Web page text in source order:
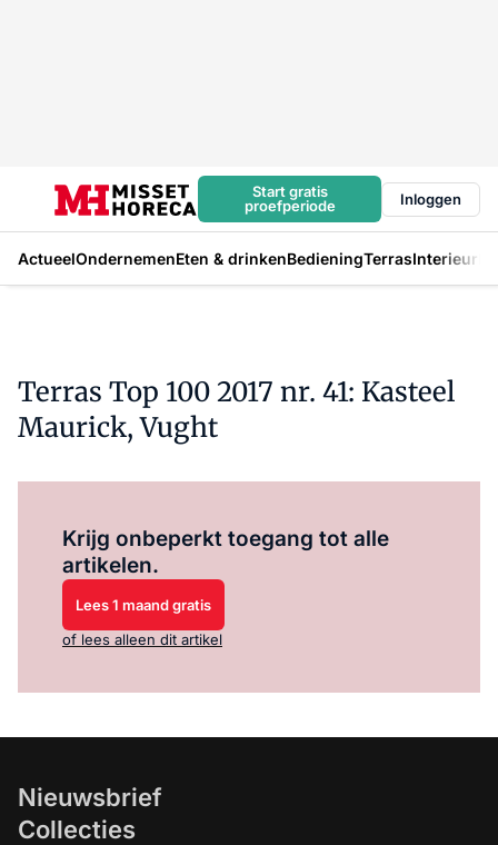
Start gratis
proefperiode
Inloggen
ActueelOndernemenEten & drinkenBedieningTerrasInterieur
Terras Top 100 2017 nr. 41: Kasteel
Maurick, Vught
Krijg onbeperkt toegang tot alle
artikelen.
Lees 1 maand gratis
of lees alleen dit artikel
Nieuwsbrief
Collecties